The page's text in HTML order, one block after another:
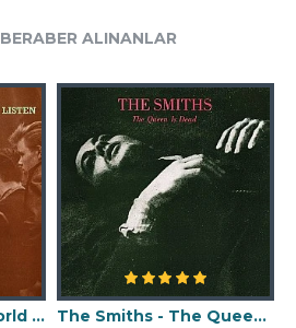
BERABER ALINANLAR
The Smiths - The World Won't Listen Plak 2 LP
The Smiths - The Queen Is Dead Plak LP